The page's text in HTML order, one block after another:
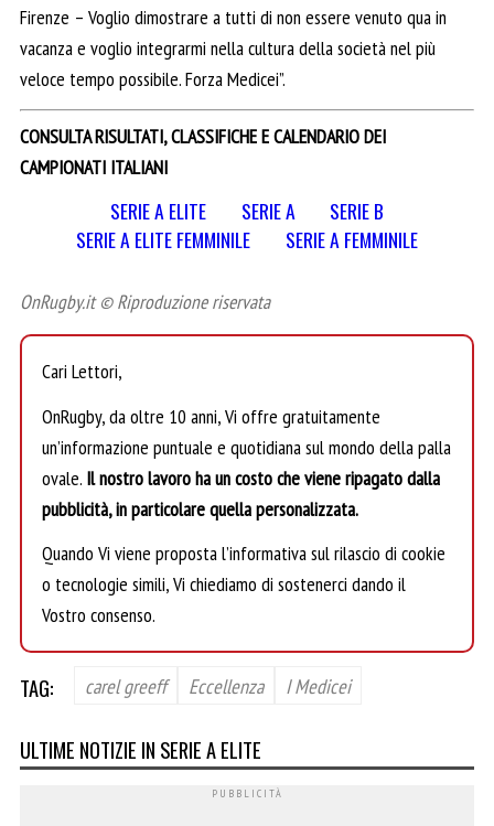
Firenze – Voglio dimostrare a tutti di non essere venuto qua in
vacanza e voglio integrarmi nella cultura della società nel più
veloce tempo possibile. Forza Medicei”.
CONSULTA RISULTATI, CLASSIFICHE E CALENDARIO DEI
CAMPIONATI ITALIANI
SERIE A ELITE SERIE A
SERIE B
SERIE A ELITE FEMMINILE
SERIE A FEMMINILE
OnRugby.it © Riproduzione riservata
Cari Lettori,
OnRugby, da oltre 10 anni, Vi offre gratuitamente
un’informazione puntuale e quotidiana sul mondo della palla
ovale. Il nostro lavoro ha un costo che viene ripagato dalla
pubblicità, in particolare quella personalizzata.
Quando Vi viene proposta l’informativa sul rilascio di cookie
o tecnologie simili, Vi chiediamo di sostenerci dando il
Vostro consenso.
TAG: carel greeff Eccellenza I Medicei
ULTIME NOTIZIE IN SERIE A ELITE